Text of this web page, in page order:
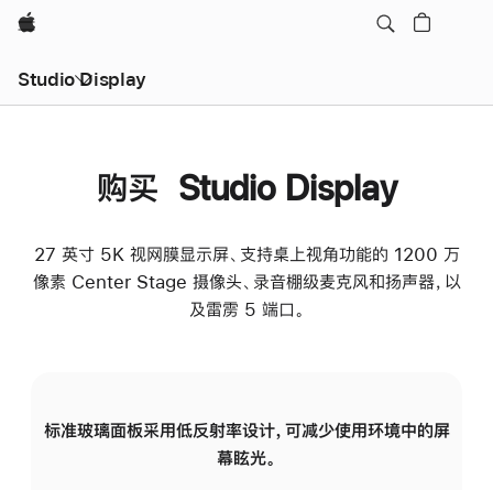
Apple
Studio Display
购买 Studio Display
27 英寸 5K 视网膜显示屏、支持桌上视角功能的 1200 万
像素 Center Stage 摄像头、录音棚级麦克风和扬声器，以
及雷雳 5 端口。
标准玻璃面板采用低反射率设计，可减少使用环境中的屏
幕眩光。